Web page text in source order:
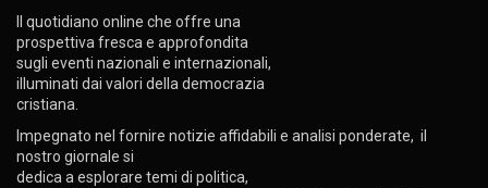
Il quotidiano online che offre una
prospettiva fresca e approfondita
sugli eventi nazionali e internazionali,
illuminati dai valori della democrazia
cristiana.
Impegnato nel fornire notizie affidabili e analisi ponderate, il
nostro giornale si
dedica a esplorare temi di politica,